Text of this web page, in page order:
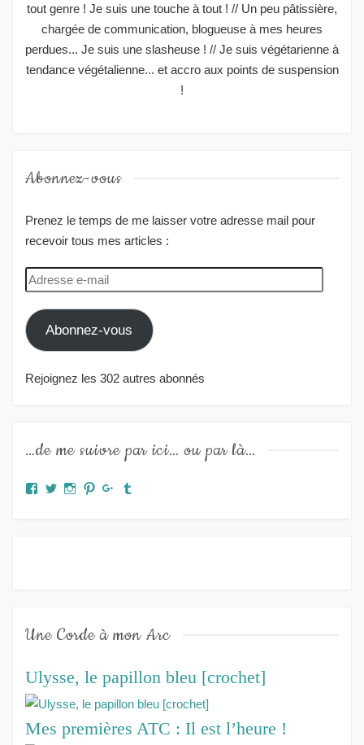
tout genre ! Je suis une touche à tout ! // Un peu pâtissière,
chargée de communication, blogueuse à mes heures
perdues... Je suis une slasheuse ! // Je suis végétarienne à
tendance végétalienne... et accro aux points de suspension
!
Abonnez-vous
Prenez le temps de me laisser votre adresse mail pour
recevoir tous mes articles :
Adresse
e-
mail
Abonnez-vous
Rejoignez les 302 autres abonnés
…de me suivre par ici… ou par là…
Facebook
TwitterInstagram
PinterestGoogle+
Une Corde à mon Arc
Ulysse, le papillon bleu [crochet]
Mes premières ATC : Il est l’heure !